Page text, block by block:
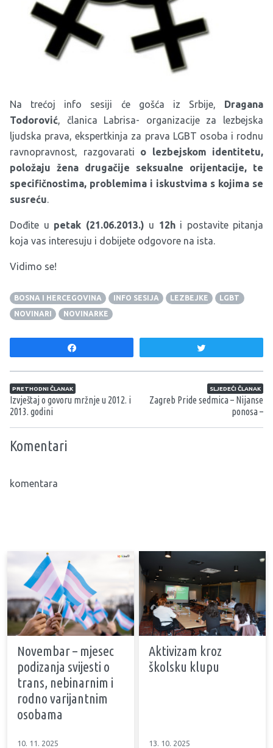
Na trećoj info sesiji će gošća iz Srbije, Dragana
Todorović, članica Labrisa- organizacije za lezbejska
ljudska prava, ekspertkinja za prava LGBT osoba i rodnu
ravnopravnost, razgovarati o lezbejskom identitetu,
položaju žena drugačije seksualne orijentacije, te
specifičnostima, problemima i iskustvima s kojima se
susreću.
Dođite u petak (21.06.2013.) u 12hi postavite pitanja
koja vas interesuju i dobijete odgovore na ista.
Vidimo se!
BOSNA I HERCEGOVINA INFO SESIJA LEZBEJKE
LGBT
NOVINARI
NOVINARKE
Navigacija članaka
PRETHODNI ČLANAK
Izvještaj o govoru mržnje u 2012. i
2013. godini
SLJEDEĆI ČLANAK
Zagreb Pride sedmica – Nijanse
ponosa –
Komentari
komentara
Novembar – mjesec
podizanja svijesti o
trans, nebinarnim i
rodno varijantnim
osobama
10. 11. 2025
Aktivizam kroz
školsku klupu
13. 10. 2025